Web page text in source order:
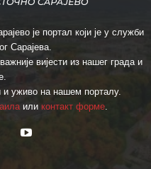
је портал који је у служби
Сарајева.
вијести из нашег града и
и уживо на нашем порталу.
или контакт форме